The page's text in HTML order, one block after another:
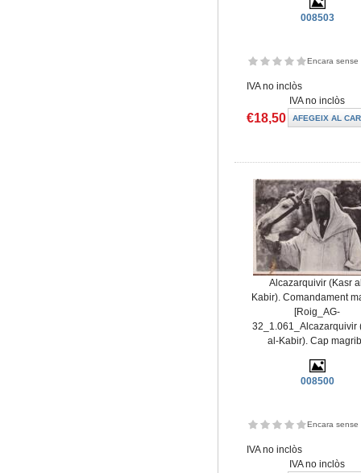
008503
Encara sense
IVA no inclòs
IVA no inclòs
€18,50
Alcazarquivir (Kasr
Kabir). Comandament
[Roig_AG-
32_1.061_Alcazarquivir
al-Kabir). Cap
008500
Encara sense
IVA no inclòs
IVA no inclòs